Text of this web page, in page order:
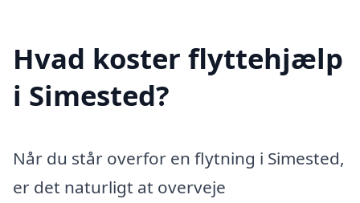
Hvad koster flyttehjælp
i Simested?
Når du står overfor en flytning i Simested,
er det naturligt at overveje